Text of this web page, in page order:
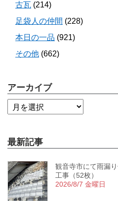
古瓦 (214)
足袋人の仲間 (228)
本日の一品 (921)
その他 (662)
アーカイブ
最新記事
観音寺市にて雨漏
工事（52枚）
2026/8/7 金曜日